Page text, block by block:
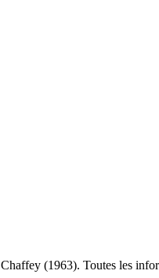
(1963). Toutes les